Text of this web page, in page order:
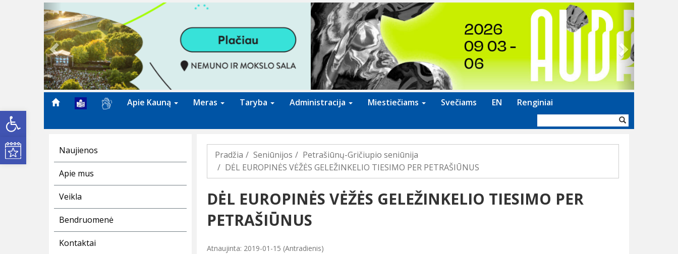
Open toolbar
Kultūros renginiai
Previous Next
Apie Kauną Meras Taryba Administracija Miestiečiams Svečiams EN Renginiai
forma
Naujienos
Apie mus
Veikla
Bendruomenė
Kontaktai
Pradžia Seniūnijos
Petrašiūnų-Gričiupio seniūnija
DĖL EUROPINĖS VĖŽĖS GELEŽINKELIO TIESIMO PER PETRAŠIŪNUS
DĖL EUROPINĖS VĖŽĖS GELEŽINKELIO TIESIMO PER
PETRAŠIŪNUS
Atnaujinta: 2019-01-15 (Antradienis)